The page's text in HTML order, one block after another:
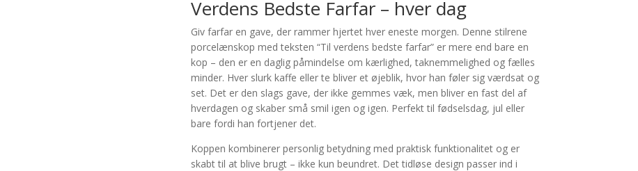
Verdens Bedste Farfar – hver dag
Giv farfar en gave, der rammer hjertet hver eneste morgen. Denne stilrene
porcelænskop med teksten “Til verdens bedste farfar” er mere end bare en
kop – den er en daglig påmindelse om kærlighed, taknemmelighed og fælles
minder. Hver slurk kaffe eller te bliver et øjeblik, hvor han føler sig værdsat og
set. Det er den slags gave, der ikke gemmes væk, men bliver en fast del af
hverdagen og skaber små smil igen og igen. Perfekt til fødselsdag, jul eller
bare fordi han fortjener det.
Koppen kombinerer personlig betydning med praktisk funktionalitet og er
skabt til at blive brugt – ikke kun beundret. Det tidløse design passer ind i